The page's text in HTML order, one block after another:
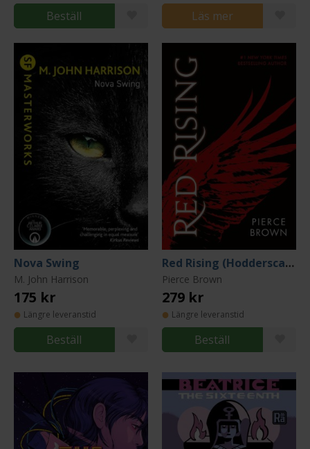
Beställ Läs mer
Nova Swing
M. John Harrison
175 kr
Längre leveranstid
Beställ
Red Rising (Hodderscape Vault Edition)
Pierce Brown
279 kr
Längre leveranstid
Beställ